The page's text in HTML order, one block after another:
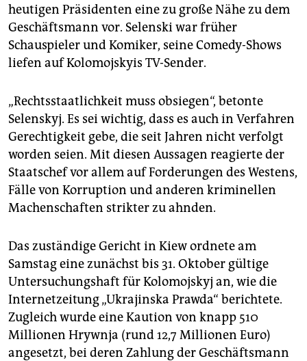
heutigen Präsidenten eine zu große Nähe zu dem
Geschäftsmann vor. Selenski war früher
Schauspieler und Komiker, seine Comedy-Shows
liefen auf Kolomojskyis TV-Sender.
„Rechtsstaatlichkeit muss obsiegen“, betonte
Selenskyj. Es sei wichtig, dass es auch in Verfahren
Gerechtigkeit gebe, die seit Jahren nicht verfolgt
worden seien. Mit diesen Aussagen reagierte der
Staatschef vor allem auf Forderungen des Westens,
Fälle von Korruption und anderen kriminellen
Machenschaften strikter zu ahnden.
Das zuständige Gericht in Kiew ordnete am
Samstag eine zunächst bis 31. Oktober gültige
Untersuchungshaft für Kolomojskyj an, wie die
Internetzeitung „Ukrajinska Prawda“ berichtete.
Zugleich wurde eine Kaution von knapp 510
Millionen Hrywnja (rund 12,7 Millionen Euro)
angesetzt, bei deren Zahlung der Geschäftsmann